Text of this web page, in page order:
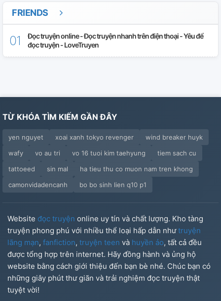
FRIENDS
Đọc truyện online - Đọc truyện nhanh trên điện thoại - Yêu để
đọc truyện - LoveTruyen
TỪ KHÓA TÌM KIẾM GẦN ĐÂY
yen nguyet xoai xanh tokyo revenger
wind breaker huyk
wafy
vo au tri vo 16 tuoi kim taehyung
tiem sach cu
tattoeed
sin mal
ha tieu thu co muon nam tren khong
camonvidadencanh
bo bo sinh lien q10 p1
Website đọc truyện online uy tín và chất lượng. Kho tàng
truyện phong phú với nhiều thể loại hấp dẫn nhưtruyện
lãng mạn, fanfiction, truyện teen và huyền ảo, tất cả đều
được tổng hợp trên internet. Hãy đồng hành và ủng hộ
website bằng cách giới thiệu đến bạn bè nhé. Chúc bạn có
những giây phút thư giãn và trải nghiệm đọc truyện thật
tuyệt vời!